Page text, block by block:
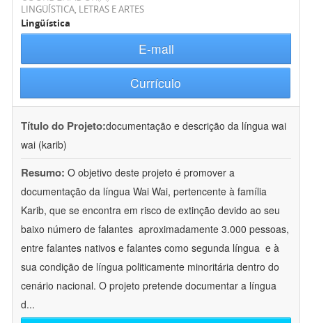
LINGÜÍSTICA, LETRAS E ARTES
Lingüística
E-mail
Currículo
Título do Projeto:documentação e descrição da língua wai
wai (karib)
Resumo: O objetivo deste projeto é promover a
documentação da língua Wai Wai, pertencente à família
Karib, que se encontra em risco de extinção devido ao seu
baixo número de falantes  aproximadamente 3.000 pessoas,
entre falantes nativos e falantes como segunda língua  e à
sua condição de língua politicamente minoritária dentro do
cenário nacional. O projeto pretende documentar a língua
d...